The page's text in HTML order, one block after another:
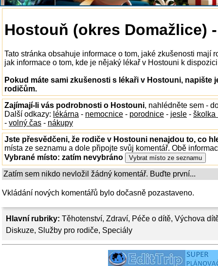
Hlavní rubriky: Těhotenství, Zdraví, Péče o dítě, Výchova
Diskuze, Služby pro rodiče, Speciály
Hostouň (okres Domažlice)
Tato stránka obsahuje informace o tom, jaké zkušenosti mají
jak informace o tom, kde je nějaký lékař v Hostouni k
Pokud máte sami zkušenosti s lékaři v Hostouni, napište
rodičům.
Zajímají-li vás podrobnosti o Hostouni, nahlédněte sem -
Další odkazy: lékárna - nemocnice - porodnice - jesle - školka
- volný čas - nákupy
Jste přesvědčeni, že rodiče v Hostouni nenajdou to, co
místa ze seznamu a dole připojte svůj komentář. Obě
Vybrané místo: zatím nevybráno
Zatím sem nikdo nevložil žádný komentář. Buďte první...
Vkládání nových komentářů bylo dočasně pozastaveno.